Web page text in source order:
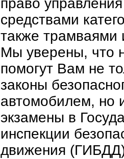
право
средствами
также трамваями
Мы уверены, что
помогут Вам не
законы
автомобилем, но
экзамены в
инспекции
движения